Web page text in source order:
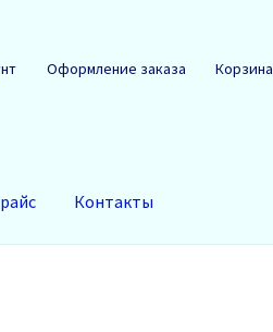
Оформление заказа Корзина
Контакты